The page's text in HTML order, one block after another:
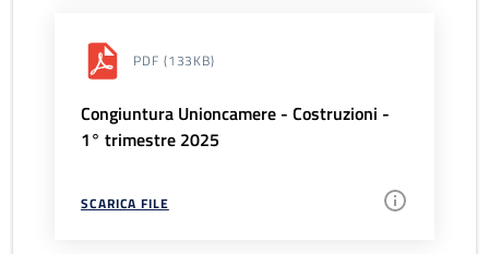
PDF (133KB)
Congiuntura Unioncamere - Costruzioni -
1° trimestre 2025
SCARICA FILE